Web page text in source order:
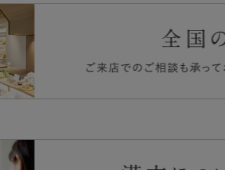
本品は原材料の特性上、色調が季節等によ